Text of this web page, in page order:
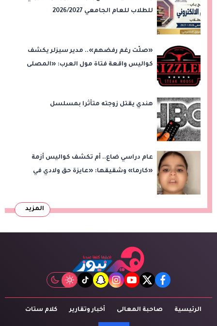
للطلاب للعام الجامعي 2026/2027
«صلّت رغم رفضهم».. مدير سيزلر يكشف
كواليس واقعة فتاة مول العرب: «المصلى
هندي يقتل زوجته متأثرا بمسلسل
عام دراسي ضاع.. أم تكشف كواليس أزمة
«كارما» وشقيقها: «عايزة حق ولادي في
المزيد
facebook
twitter
youtube
instagram
snapchat
tiktok
الرئيسية صاحبة المعالى أخبار وتقارير كلام ستات